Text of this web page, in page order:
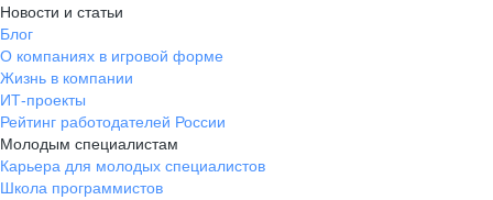
Новости и статьи
Блог
О компаниях в игровой форме
Жизнь в компании
ИТ-проекты
Рейтинг работодателей России
Молодым специалистам
Карьера для молодых специалистов
Школа программистов